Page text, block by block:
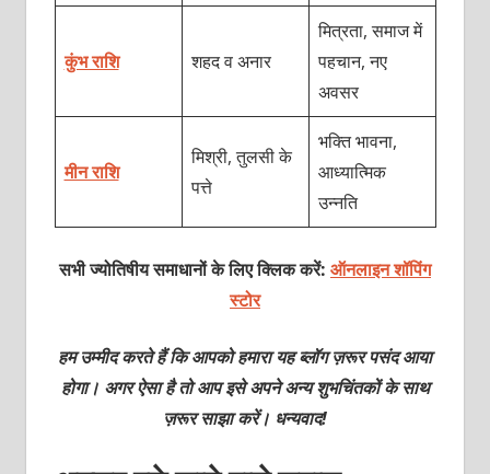
कुंभ राशि शहद व अनार
मित्रता, समाज में
पहचान, नए
अवसर
मीन राशि
मिश्री, तुलसी के
पत्ते
भक्ति भावना,
आध्यात्मिक
उन्नति
सभी ज्योतिषीय समाधानों के लिए क्लिक करें: ऑनलाइन शॉपिंग
स्टोर
हम उम्मीद करते हैं कि आपको हमारा यह ब्लॉग ज़रूर पसंद आया
होगा। अगर ऐसा है तो आप इसे अपने अन्य शुभचिंतकों के साथ
ज़रूर साझा करें। धन्यवाद!